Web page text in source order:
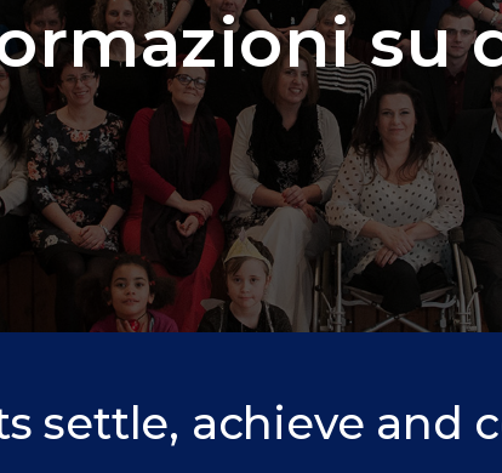
su
settle, achieve and